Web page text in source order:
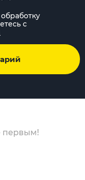
с
первым!